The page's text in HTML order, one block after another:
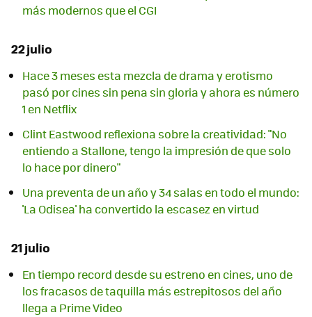
más modernos que el CGI
22 julio
Hace 3 meses esta mezcla de drama y erotismo
pasó por cines sin pena sin gloria y ahora es número
1 en Netflix
Clint Eastwood reflexiona sobre la creatividad: "No
entiendo a Stallone, tengo la impresión de que solo
lo hace por dinero"
Una preventa de un año y 34 salas en todo el mundo:
'La Odisea' ha convertido la escasez en virtud
21 julio
En tiempo record desde su estreno en cines, uno de
los fracasos de taquilla más estrepitosos del año
llega a Prime Video